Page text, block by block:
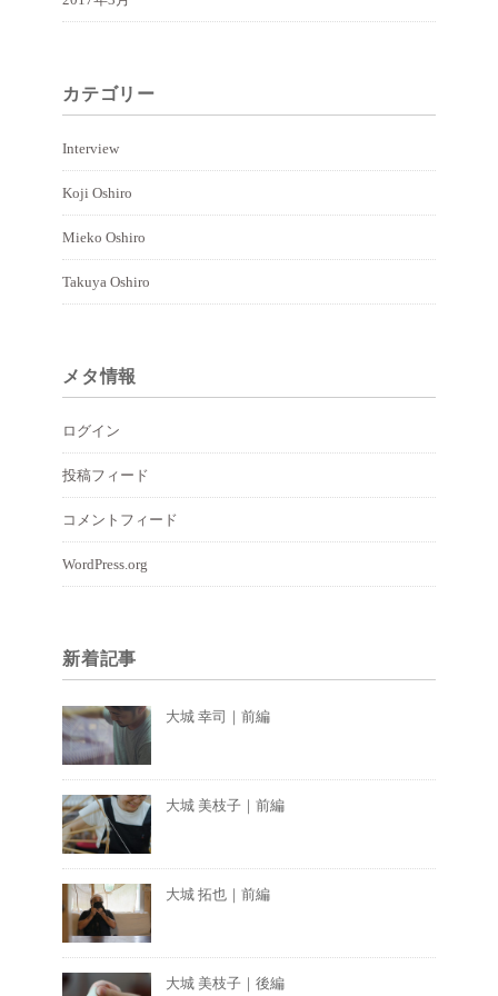
カテゴリー
Interview
Koji Oshiro
Mieko Oshiro
Takuya Oshiro
メタ情報
ログイン
投稿フィード
コメントフィード
WordPress.org
新着記事
大城 幸司｜前編
大城 美枝子｜前編
大城 拓也｜前編
大城 美枝子｜後編